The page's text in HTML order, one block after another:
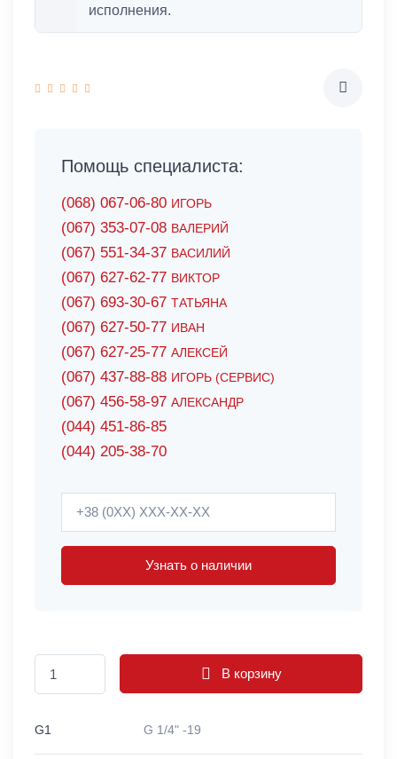
исполнения.
Помощь специалиста:
(068) 067-06-80 ИГОРЬ
(067) 353-07-08 ВАЛЕРИЙ
(067) 551-34-37 ВАСИЛИЙ
(067) 627-62-77 ВИКТОР
(067) 693-30-67 ТАТЬЯНА
(067) 627-50-77 ИВАН
(067) 627-25-77 АЛЕКСЕЙ
(067) 437-88-88 ИГОРЬ (СЕРВИС)
(067) 456-58-97 АЛЕКСАНДР
(044) 451-86-85
(044) 205-38-70
Узнать о наличии
В корзину
G1 G 1/4" -19